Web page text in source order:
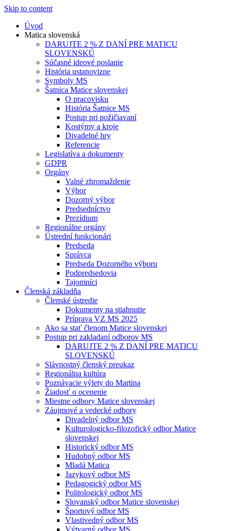
Skip to content
Úvod
Matica slovenská
DARUJTE 2 % Z DANÍ PRE MATICU
SLOVENSKÚ
Súčasné ideové poslanie
História ustanovizne
Symboly MS
Šatnica Matice slovenskej
O pracovisku
História Šatnice MS
Postup pri požičiavaní
Kostýmy a kroje
Divadelné hry
Referencie
Legislatíva a dokumenty
GDPR
Orgány
Valné zhromaždenie
Výbor
Dozorný výbor
Predsedníctvo
Prezídium
Regionálne orgány
Ústrední funkcionári
Predseda
Správca
Predseda Dozorného výboru
Podpredsedovia
Tajomníci
Členská základňa
Členské ústredie
Dokumenty na stiahnutie
Príprava VZ MS 2025
Ako sa stať členom Matice slovenskej
Postup pri zakladaní odborov MS
DARUJTE 2 % Z DANÍ PRE MATICU
SLOVENSKÚ
Slávnostný členský preukaz
Regionálna kultúra
Poznávacie výlety do Martina
Žiadosť o ocenenie
Miestne odbory Matice slovenskej
Záujmové a vedecké odbory
Divadelný odbor MS
Kulturologicko-filozofický odbor Matice
slovenskej
Historický odbor MS
Hudobný odbor MS
Mladá Matica
Jazykový odbor MS
Pedagogický odbor MS
Politologický odbor MS
Slovanský odbor Matice slovenskej
Športový odbor MS
Vlastivedný odbor MS
Výtvarný odbor MS